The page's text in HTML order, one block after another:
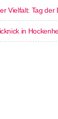
Vielfalt: Tag
in